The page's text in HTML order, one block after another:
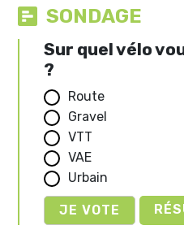
SONDAGE
Sur quel vélo
?
Route
Gravel
VTT
VAE
Urbain